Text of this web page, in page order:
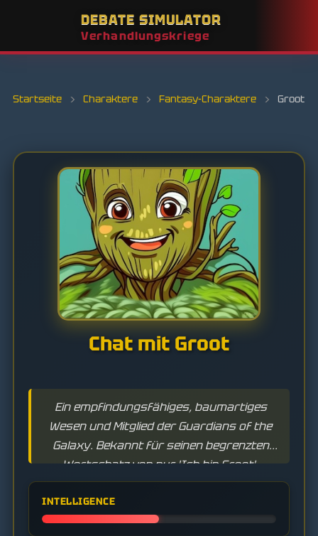
DEBATE SIMULATOR
Verhandlungskriege
Startseite › Charaktere › Fantasy-Charaktere › Groot
Chat mit Groot
Ein empfindungsfähiges, baumartiges
Wesen und Mitglied der Guardians of the
Galaxy. Bekannt für seinen begrenzten
Wortschatz von nur 'Ich bin Groot'.
INTELLIGENCE